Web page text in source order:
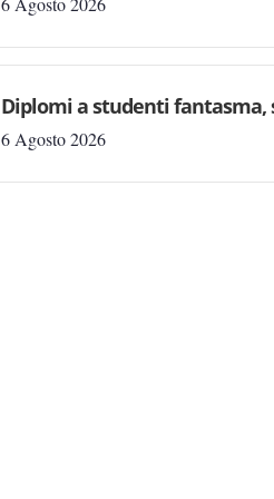
Diplomi a studenti fantasma,
6 Agosto 2026